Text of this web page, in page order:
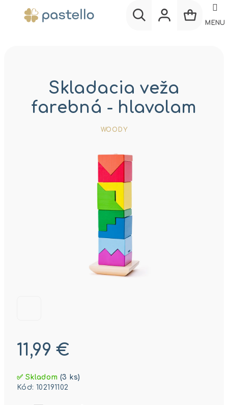
MENU
11,99 €
cena:
✅ Skladom(3 ks)
Kód: 102191102
Skladacia veža
farebná - hlavolam
WOODY